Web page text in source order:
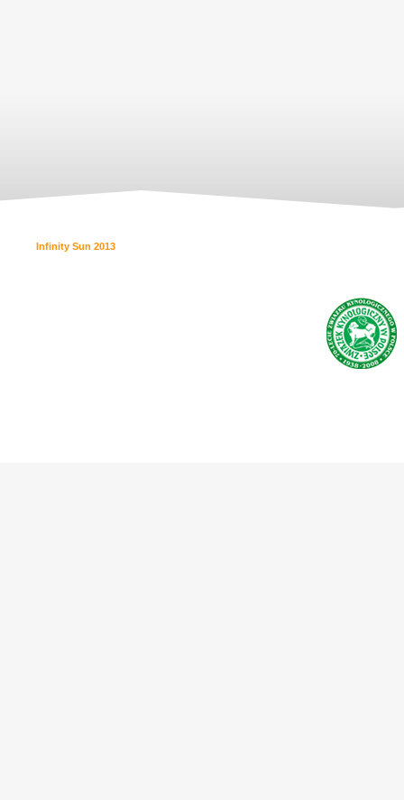
Infinity Sun 2013